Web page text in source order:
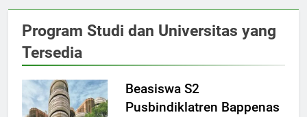
Program Studi dan Universitas yang
Tersedia
Beasiswa S2
Pusbindiklatren Bappenas